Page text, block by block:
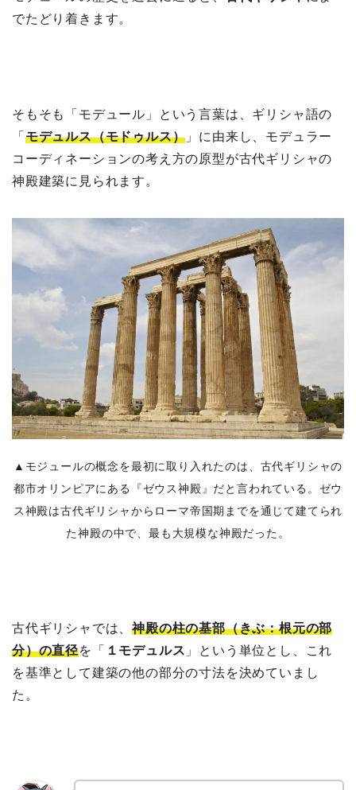
でたどり着きます。
そもそも「モデュール」という言葉は、ギリシャ語の
「 モデュルス（モドゥルス） 」に由来し、モデュラー
コーディネーションの考え方の原型が古代ギリシャの
神殿建築に見られます。
▲モジュールの概念を最初に取り入れたのは、古代ギリシャの
都市オリンピアにある『ゼウス神殿』だと言われている。ゼウ
ス神殿は古代ギリシャからローマ帝国期までを通じて建てられ
た神殿の中で、最も大規模な神殿だった。
古代ギリシャでは、神殿の柱の基部（きぶ：根元の部
分）の直径を「 １モデュルス 」という単位とし、これ
を基準として建築の他の部分の寸法を決めていまし
た。